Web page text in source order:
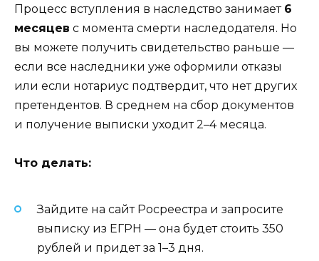
Процесс вступления в наследство занимает 6
месяцев с момента смерти наследодателя. Но
вы можете получить свидетельство раньше —
если все наследники уже оформили отказы
или если нотариус подтвердит, что нет других
претендентов. В среднем на сбор документов
и получение выписки уходит 2–4 месяца.
Что делать:
Зайдите на сайт Росреестра и запросите
выписку из ЕГРН — она будет стоить 350
рублей и придет за 1–3 дня.